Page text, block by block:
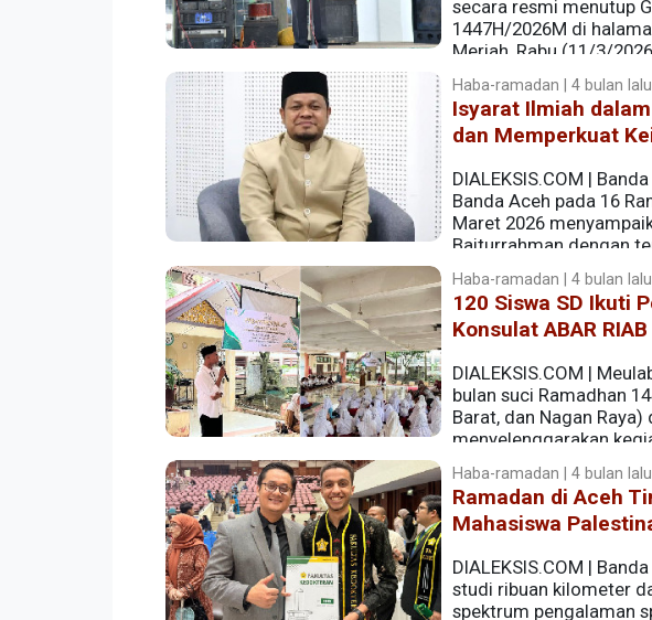
secara resmi menutup
1447H/2026M di
Meriah, Rabu (11/3/
Haba-ramadan | 4 bulan lalu
Isyarat Ilmiah
dan Memperkuat
DIALEKSIS.COM |
Banda Aceh pada 16
Maret 2026
Baiturrahman dengan
Hubungannya dengan Keimanan.” Tausyiah disampaikan
shalat Tarawih dan Witir.
Haba-ramadan | 4 bulan lalu
120 Siswa SD Ikuti
Konsulat ABAR RIAB
DIALEKSIS.COM |
bulan suci Ramadhan
Barat, dan Nagan
menyelenggarakan
Ramadhan: Enlightening Hearts and Minds".
Haba-ramadan | 4 bulan lalu
Ramadan di Aceh
Mahasiswa
DIALEKSIS.COM |
studi ribuan kilometer
spektrum pengalaman